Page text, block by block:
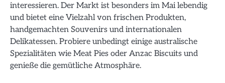
interessieren. Der Markt ist besonders im Mai lebendig
und bietet eine Vielzahl von frischen Produkten,
handgemachten Souvenirs und internationalen
Delikatessen. Probiere unbedingt einige australische
Spezialitäten wie Meat Pies oder Anzac Biscuits und
genieße die gemütliche Atmosphäre.